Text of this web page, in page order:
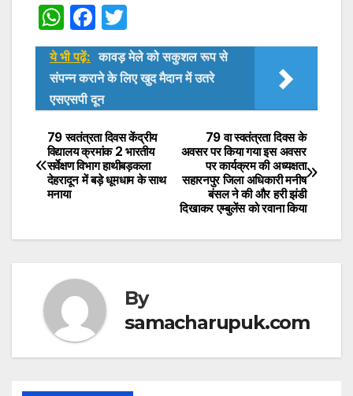
W
h
at
s
A
p
p
F
a
c
e
b
o
o
k
w
itt
er
ये भी पढ़ें: कावड़ मेले को सकुशल रूप से
संपन्न कराने के लिए खुद मैदान में उतरे
एसएसपी दून
Post
navigation
79 वा स्वतंत्रता दिवस के
अवसर पर किया गया इस अवसर
पर कार्यक्रम की अध्यक्षता
सहारनपुर जिला अधिकारी मनीष
बंसल ने की और हरी झंडी
दिखाकर एम्बुलेंस को रवाना किया
79 स्वतंत्रता दिवस केंद्रीय
विद्यालय क्रमांक 2 भारतीय
सर्वेक्षण विभाग हाथीबड़कला
देहरादून में बड़े धूमधाम के साथ
मनाया
By
samacharupuk.com